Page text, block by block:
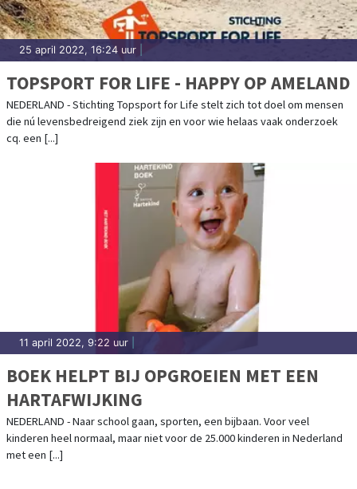
25 april 2022, 16:24 uur
TOPSPORT FOR LIFE - HAPPY OP AMELAND
NEDERLAND - Stichting Topsport for Life stelt zich tot doel om mensen
die nú levensbedreigend ziek zijn en voor wie helaas vaak onderzoek
cq. een [...]
11 april 2022, 9:22 uur
BOEK HELPT BIJ OPGROEIEN MET EEN
HARTAFWIJKING
NEDERLAND - Naar school gaan, sporten, een bijbaan. Voor veel
kinderen heel normaal, maar niet voor de 25.000 kinderen in Nederland
met een [...]